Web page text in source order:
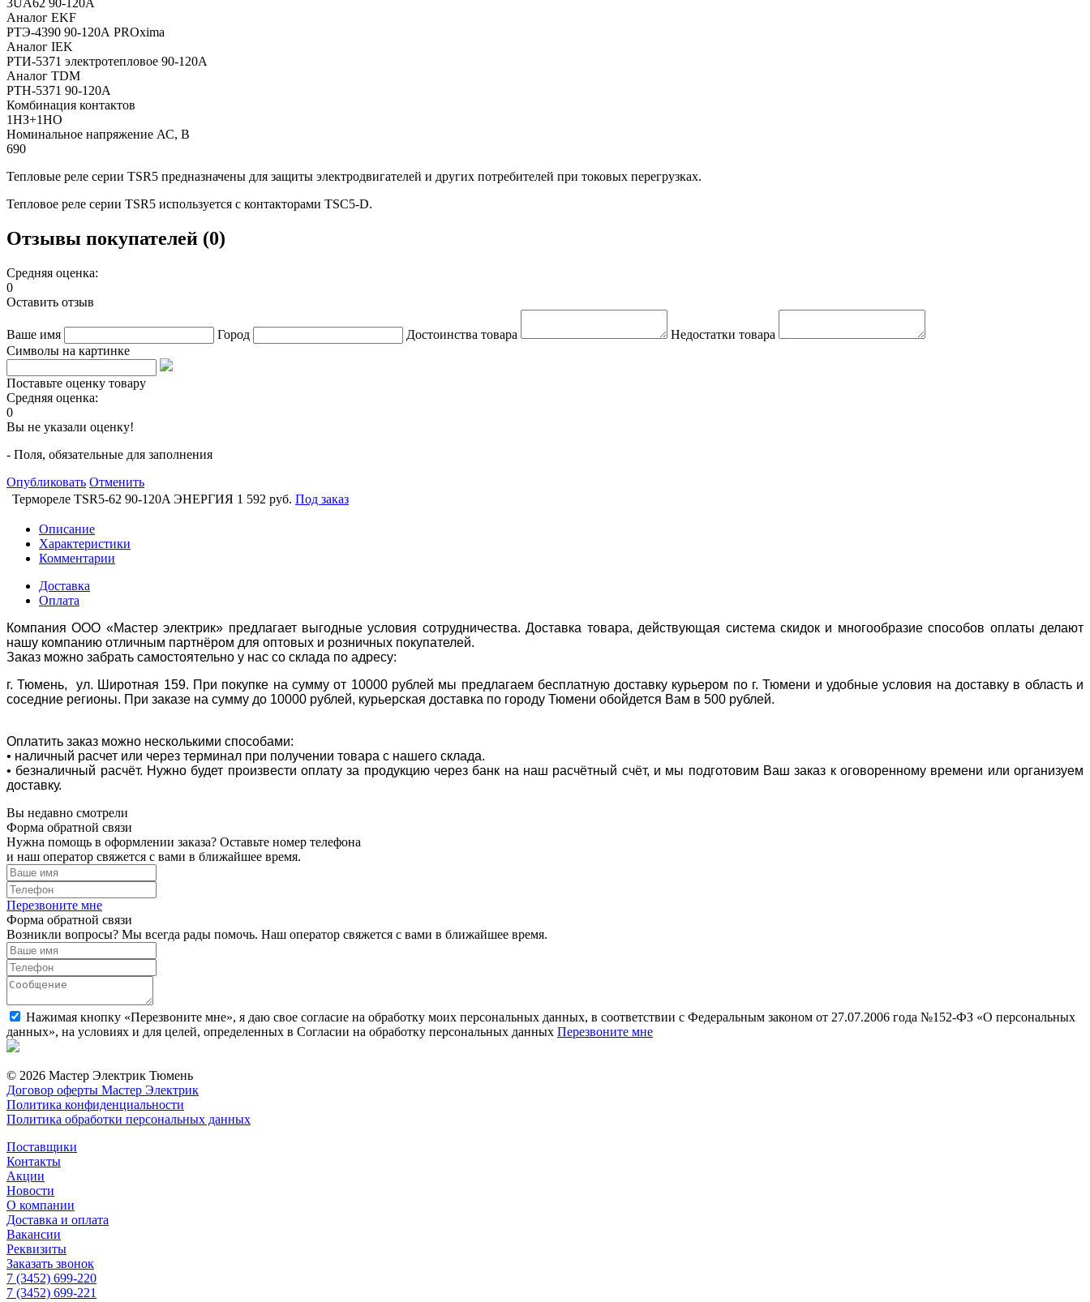
Аналог EKF
РТЭ-4390 90-120А PROxima
Аналог IEK
РТИ-5371 электротепловое 90-120А
Аналог TDM
РТН-5371 90-120А
Комбинация контактов
1НЗ+1НО
Номинальное напряжение АС, В
690
Тепловые реле серии TSR5 предназначены для защиты электродвигателей и других потребителей при токовых перегрузках.
Тепловое реле серии TSR5 используется с контакторами TSC5-D.
Отзывы покупателей (0)
Средняя оценка:
0
Оставить отзыв
Ваше имя Город Достоинства товара
Недостатки товара
Символы на картинке
Поставьте оценку товару
Средняя оценка:
0
Вы не указали оценку!
- Поля, обязательные для заполнения
Опубликовать Отменить
Термореле TSR5-62 90-120A ЭНЕРГИЯ 1 592 руб. Под заказ
Описание
Характеристики
Комментарии
Доставка
Оплата
Компания ООО «Мастер электрик» предлагает выгодные условия сотрудничества. Доставка товара, действующая система скидок и многообразие способов оплаты делают
нашу компанию отличным партнёром для оптовых и розничных покупателей.
Заказ можно забрать самостоятельно у нас со склада по адресу:
г. Тюмень, ул. Широтная 159. При покупке на сумму от 10000 рублей мы предлагаем бесплатную доставку курьером по г. Тюмени и удобные условия на доставку в область и
соседние регионы. При заказе на сумму до 10000 рублей, курьерская доставка по городу Тюмени обойдется Вам в 500 рублей.
Оплатить заказ можно несколькими способами:
• наличный расчет или через терминал при получении товара с нашего склада.
• безналичный расчёт. Нужно будет произвести оплату за продукцию через банк на наш расчётный счёт, и мы подготовим Ваш заказ к оговоренному времени или организуем
доставку.
Вы недавно смотрели
Форма обратной связи
Нужна помощь в оформлении заказа? Оставьте номер телефона
и наш оператор свяжется с вами в ближайшее время.
Перезвоните мне
Форма обратной связи
Возникли вопросы? Мы всегда рады помочь. Наш оператор свяжется с вами в ближайшее время.
Нажимая кнопку «Перезвоните мне», я даю свое согласие на обработку моих персональных данных, в соответствии с Федеральным законом от 27.07.2006 года №152-ФЗ «О персональных
данных», на условиях и для целей, определенных в Согласии на обработку персональных данных Перезвоните мне
© 2026 Мастер Электрик Тюмень
Договор оферты Мастер Электрик
Политика конфиденциальности
Политика обработки персональных данных
Поставщики
Контакты
Акции
Новости
О компании
Доставка и оплата
Вакансии
Реквизиты
Заказать звонок
7 (3452) 699-220
7 (3452) 699-221